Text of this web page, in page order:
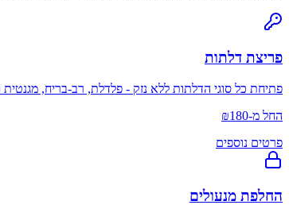
פריצת דלתות
פתיחת כל סוגי הדלתות ללא נזק - פלדלת, רב-בריח,
החל מ-₪180
פרטים נוספים
החלפת מנעולים